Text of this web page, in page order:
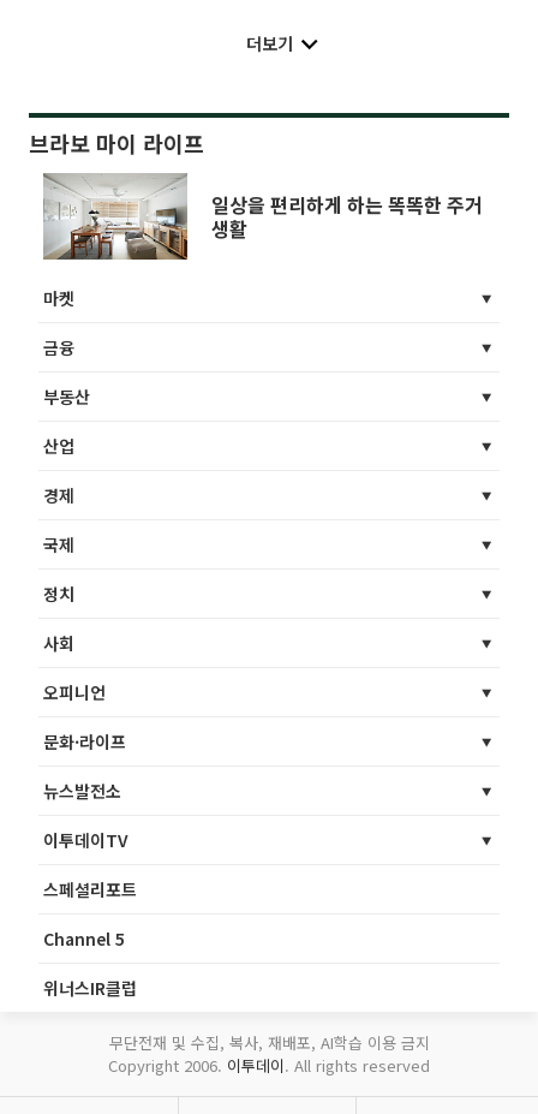
더보기
브라보 마이 라이프
일상을 편리하게 하는 똑똑한 주거
생활
마켓
금융
부동산
산업
경제
국제
정치
사회
오피니언
문화·라이프
뉴스발전소
이투데이TV
스페셜리포트
Channel 5
위너스IR클럽
무단전재 및 수집, 복사, 재배포, AI학습 이용 금지
Copyright 2006. 이투데이. All rights reserved